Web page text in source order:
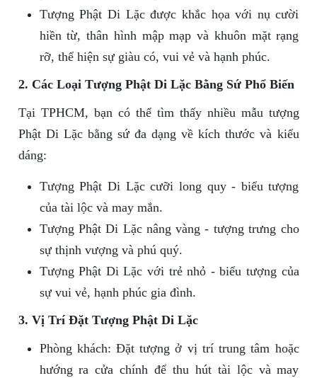
Tượng Phật Di Lặc được khắc họa với nụ cười
hiền từ, thân hình mập mạp và khuôn mặt rạng
rỡ, thể hiện sự giàu có, vui vẻ và hạnh phúc.
2. Các Loại Tượng Phật Di Lặc Bằng Sứ Phổ Biến
Tại TPHCM, bạn có thể tìm thấy nhiều mẫu tượng
Phật Di Lặc bằng sứ đa dạng về kích thước và kiểu
dáng:
Tượng Phật Di Lặc cưỡi long quy - biểu tượng
của tài lộc và may mắn.
Tượng Phật Di Lặc nâng vàng - tượng trưng cho
sự thịnh vượng và phú quý.
Tượng Phật Di Lặc với trẻ nhỏ - biểu tượng của
sự vui vẻ, hạnh phúc gia đình.
3. Vị Trí Đặt Tượng Phật Di Lặc
Phòng khách: Đặt tượng ở vị trí trung tâm hoặc
hướng ra cửa chính để thu hút tài lộc và may